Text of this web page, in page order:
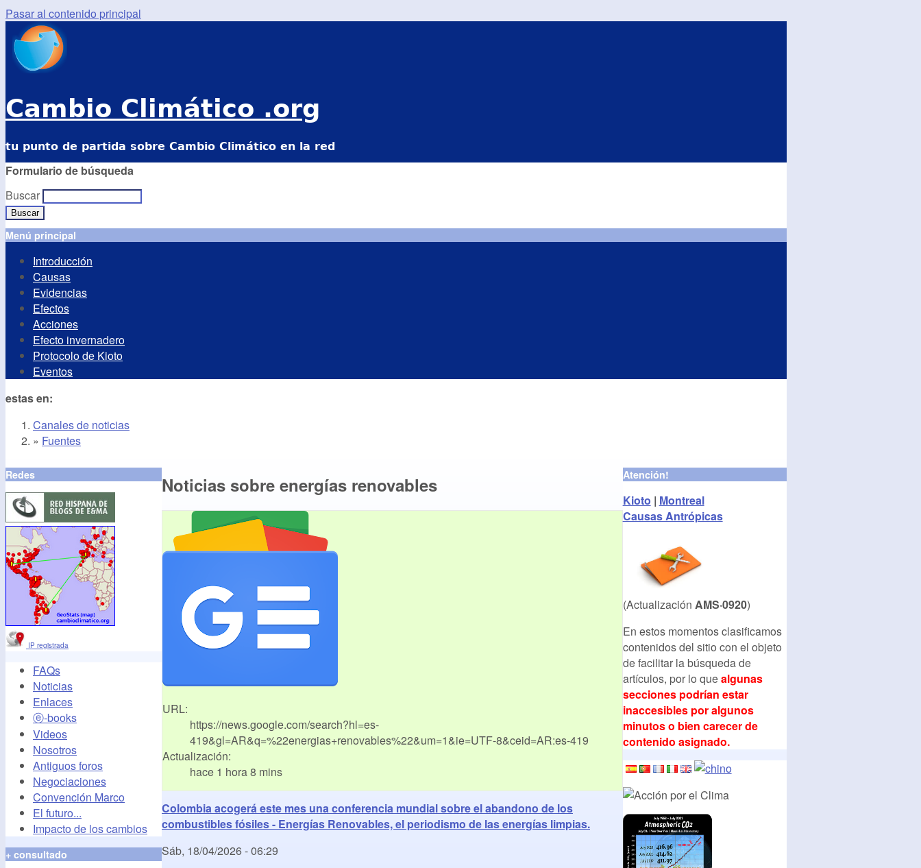
Pasar al contenido principal
Cambio Climático .org
tu punto de partida sobre Cambio Climático en la red
Formulario de búsqueda
Buscar
Menú principal
Introducción
Causas
Evidencias
Efectos
Acciones
Efecto invernadero
Protocolo de Kioto
Eventos
estas en:
Canales de noticias
» Fuentes
Noticias sobre energías renovables
URL:
https://news.google.com/search?hl=es-
419&gl=AR&q=%22energias+renovables%22&um=1&ie=UTF-8&ceid=AR:es-419
Actualización:
hace 1 hora 8 mins
Colombia acogerá este mes una conferencia mundial sobre el abandono de los
combustibles fósiles - Energías Renovables, el periodismo de las energías limpias.
Sáb, 18/04/2026 - 06:29
Redes
IP registrada
FAQs
Noticias
Enlaces
ⓔ-books
Videos
Nosotros
Antiguos foros
Negociaciones
Convención Marco
El futuro...
Impacto de los cambios
+ consultado
Atención!
Kioto | Montreal
Causas Antrópicas
(Actualización AMS·0920)
En estos momentos clasificamos
contenidos del sitio con el objeto
de facilitar la búsqueda de
artículos, por lo quealgunas
secciones podrían estar
inaccesibles por algunos
minutos o bien carecer de
contenido asignado.